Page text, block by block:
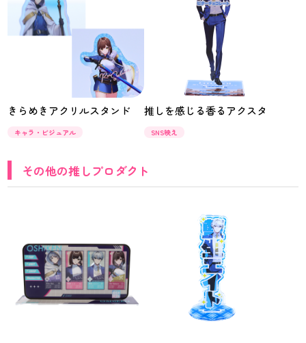
きらめきアクリルスタンド
キャラ・ビジュアル
推しを感じる香るアクスタ
SNS映え
その他の推しプロダクト